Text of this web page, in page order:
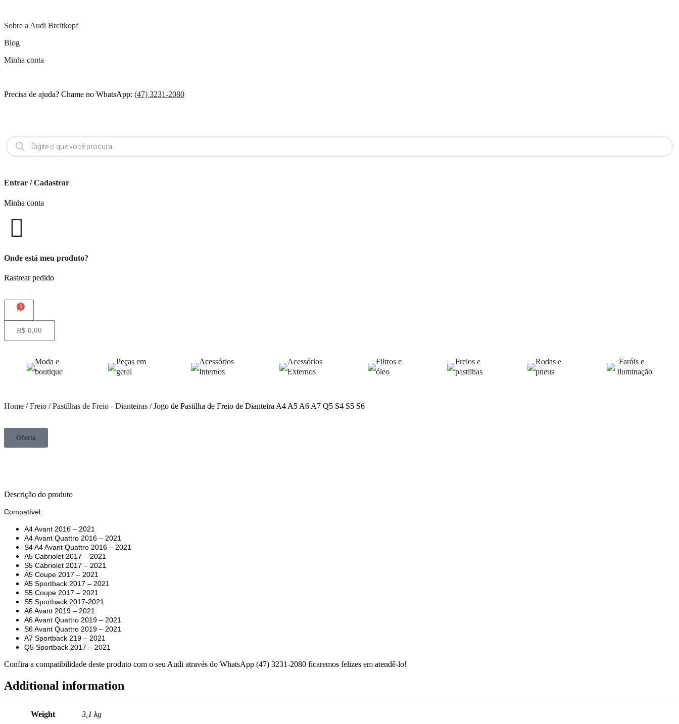
Sobre a Audi Breitkopf
Blog
Minha conta
Precisa de ajuda? Chame no WhatsApp: (47) 3231-2080
Entrar / Cadastrar
Minha conta
Onde está meu produto?
Rastrear pedido
0
R$ 0,00
Moda e
boutique
Peças em
geral
Acessórios
Internos
Acessórios
Externos
Filtros e
óleo
Freios e
pastilhas
Rodas e
pneus
Faróis e
Iluminação
Home /Freio /Pastilhas de Freio - Dianteiras / Jogo de Pastilha de Freio de Dianteira A4 A5 A6 A7 Q5 S4 S5 S6
Oferta
Descrição do produto
Compatível:
A4 Avant 2016 – 2021
A4 Avant Quattro 2016 – 2021
S4 A4 Avant Quattro 2016 – 2021
A5 Cabriolet 2017 – 2021
S5 Cabriolet 2017 – 2021
A5 Coupe 2017 – 2021
A5 Sportback 2017 – 2021
S5 Coupe 2017 – 2021
S5 Sportback 2017-2021
A6 Avant 2019 – 2021
A6 Avant Quattro 2019 – 2021
S6 Avant Quattro 2019 – 2021
A7 Sportback 219 – 2021
Q5 Sportback 2017 – 2021
Confira a compatibilidade deste produto com o seu Audi através do WhatsApp (47) 3231-2080 ficaremos felizes em atendê-lo!
Additional information
Weight 3,1 kg